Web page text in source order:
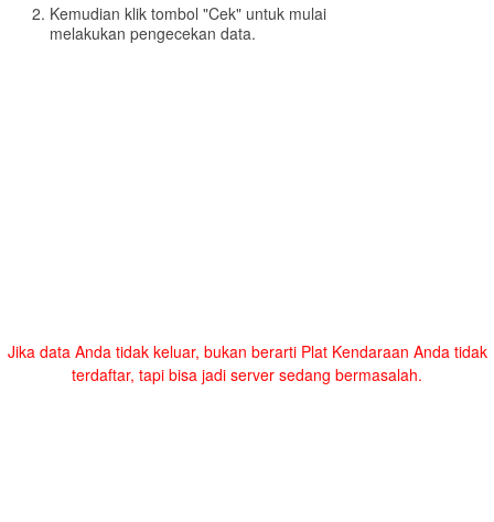
Kemudian klik tombol "Cek" untuk mulai
melakukan pengecekan data.
Jika data Anda tidak keluar, bukan berarti Plat Kendaraan Anda tidak
terdaftar, tapi bisa jadi server sedang bermasalah.